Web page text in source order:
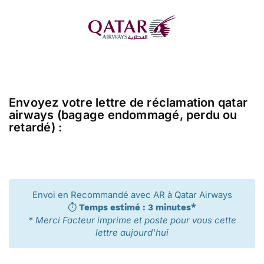
Envoyez votre lettre de réclamation qatar
airways (bagage endommagé, perdu ou
retardé) :
Envoi en Recommandé avec AR à Qatar Airways
⏱️ Temps estimé : 3 minutes*
* Merci Facteur imprime et poste pour vous cette
lettre aujourd'hui